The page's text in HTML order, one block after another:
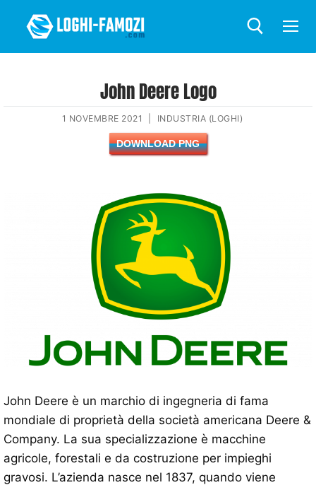
John Deere Logo
1 NOVEMBRE 2021 INDUSTRIA (LOGHI)
DOWNLOAD PNG
John Deere è un marchio di ingegneria di fama
mondiale di proprietà della società americana Deere &
Company. La sua specializzazione è macchine
agricole, forestali e da costruzione per impieghi
gravosi. L’azienda nasce nel 1837, quando viene